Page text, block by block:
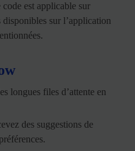
code est applicable sur
disponibles sur l’application
longues files d’attente en
des suggestions de